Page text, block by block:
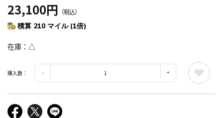
23,100円 （税込）
積算 210 マイル (1倍)
在庫 △
購入数：